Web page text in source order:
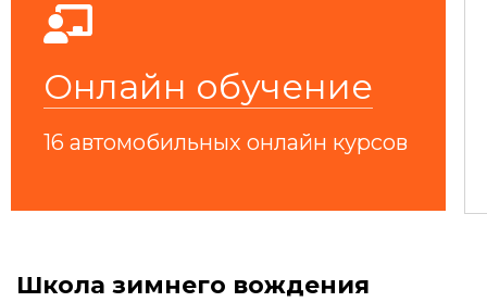
школе и инструкторам! Рекомендую
всем, кто хочет кататься не только с
Пост в yandex.ru
Онлайн обучение
16 автомобильных онлайн курсов
Школа зимнего вождения